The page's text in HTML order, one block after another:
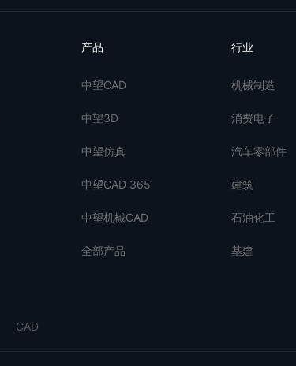
产品
中望CAD
中望3D
中望仿真
中望CAD 365
中望机械CAD
全部产品
行业
机械制造
消费电子
汽车零部件
建筑
石油化工
基建
CAD